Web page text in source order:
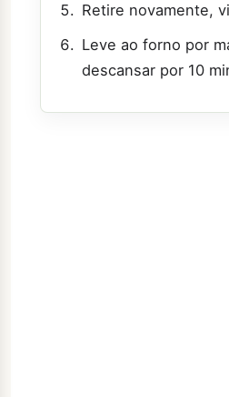
Retire novamente,
Leve ao forno por
descansar por 10